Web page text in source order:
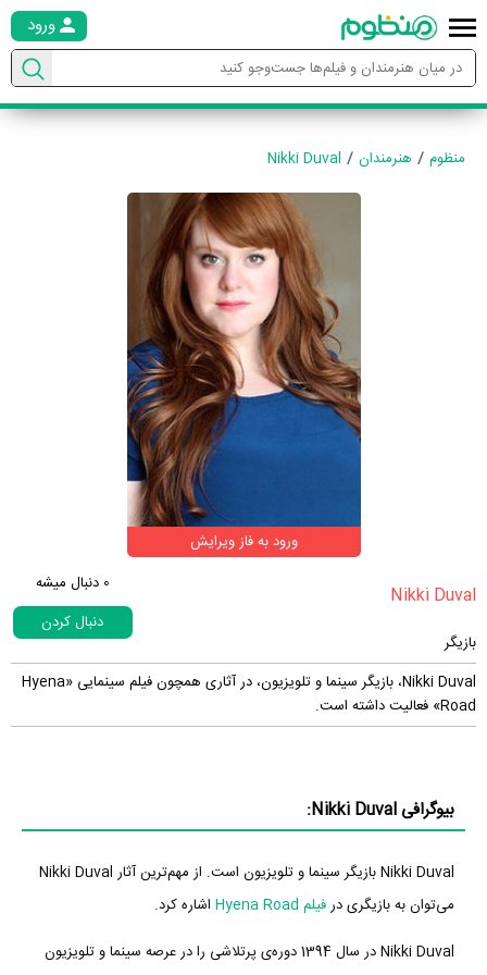
ورود
منظوم هنرمندان Nikki Duval
ورود به فاز ویرایش
0 دنبال میشه
دنبال کردن
بازیگر
Nikki Duval، بازیگر سینما و تلویزیون، در آثاری همچون فیلم سینمایی «Hyena
Road» فعالیت داشته است.
بیوگرافی Nikki Duval:
Nikki Duval بازیگر سینما و تلویزیون است. از مهم‌ترین آثار Nikki Duval
می‌توان به بازیگری درفیلم Hyena Road
اشاره کرد.
Nikki Duval در سال 1394 دوره‌ی پرتلاشی را در عرصه سینما و تلویزیون